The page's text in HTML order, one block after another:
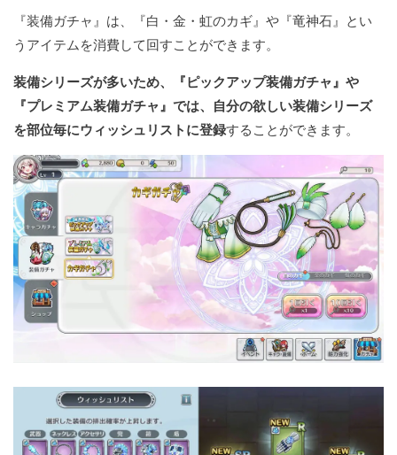
『装備ガチャ』は、『白・金・虹のカギ』や『竜神石』とい
うアイテムを消費して回すことができます。
装備シリーズが多いため、『ピックアップ装備ガチャ』や
『プレミアム装備ガチャ』では、自分の欲しい装備シリーズ
を部位毎にウィッシュリストに登録することができます。